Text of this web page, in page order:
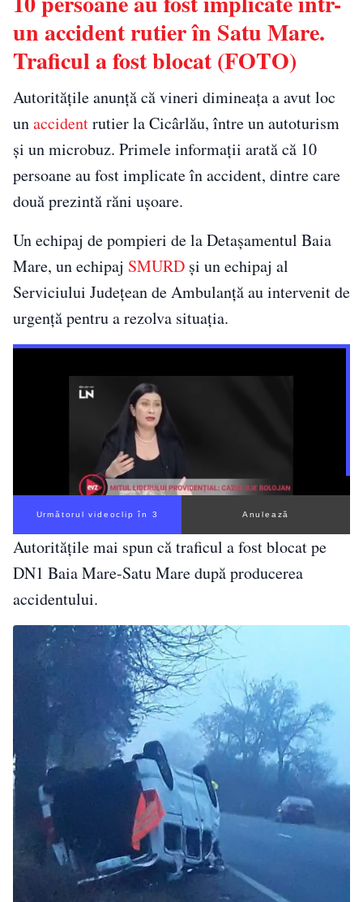
un accident rutier în Satu Mare.
Traficul a fost blocat (FOTO)
Autoritățile anunță că vineri dimineața a avut loc
unaccidentrutier la Cicârlău, între un autoturism
și un microbuz. Primele informații arată că 10
persoane au fost implicate în accident, dintre care
două prezintă răni ușoare.
Un echipaj de pompieri de la Detașamentul Baia
Mare, un echipaj SMURD și un echipaj al
Serviciului Județean de Ambulanță au intervenit de
urgență pentru a rezolva situația.
Următorul videoclip în 2 Anulează
Autoritățile mai spun că traficul a fost blocat pe
DN1 Baia Mare-Satu Mare după producerea
accidentului.